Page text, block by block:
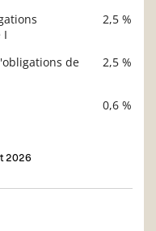
I
2,5 %
de
2,5 %
0,6 %
2026